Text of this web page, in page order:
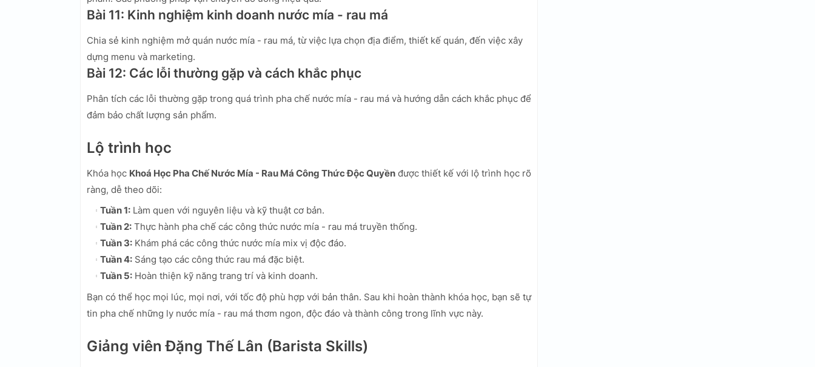
Bài 11: Kinh nghiệm kinh doanh nước mía - rau má
Chia sẻ kinh nghiệm mở quán nước mía - rau má, từ việc lựa chọn địa điểm, thiết kế quán, đến việc xây
dựng menu và marketing.
Bài 12: Các lỗi thường gặp và cách khắc phục
Phân tích các lỗi thường gặp trong quá trình pha chế nước mía - rau má và hướng dẫn cách khắc phục để
đảm bảo chất lượng sản phẩm.
Lộ trình học
Khóa học Khoá Học Pha Chế Nước Mía - Rau Má Công Thức Độc Quyền được thiết kế với lộ trình học rõ
ràng, dễ theo dõi:
Tuần 1: Làm quen với nguyên liệu và kỹ thuật cơ bản.
Tuần 2: Thực hành pha chế các công thức nước mía - rau má truyền thống.
Tuần 3: Khám phá các công thức nước mía mix vị độc đáo.
Tuần 4: Sáng tạo các công thức rau má đặc biệt.
Tuần 5: Hoàn thiện kỹ năng trang trí và kinh doanh.
Bạn có thể học mọi lúc, mọi nơi, với tốc độ phù hợp với bản thân. Sau khi hoàn thành khóa học, bạn sẽ tự
tin pha chế những ly nước mía - rau má thơm ngon, độc đáo và thành công trong lĩnh vực này.
Giảng viên Đặng Thế Lân (Barista Skills)